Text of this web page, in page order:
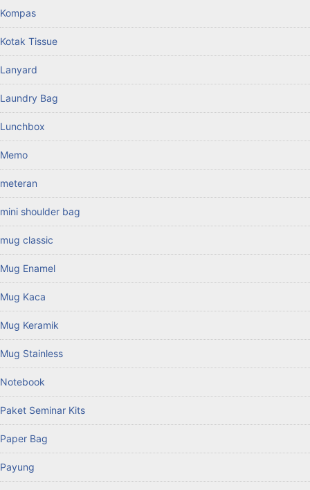
Kompas
Kotak Tissue
Lanyard
Laundry Bag
Lunchbox
Memo
meteran
mini shoulder bag
mug classic
Mug Enamel
Mug Kaca
Mug Keramik
Mug Stainless
Notebook
Paket Seminar Kits
Paper Bag
Payung